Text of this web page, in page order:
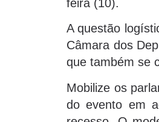
feira (10).
A questão
Câmara dos
que também se
Mobilize os
do evento em